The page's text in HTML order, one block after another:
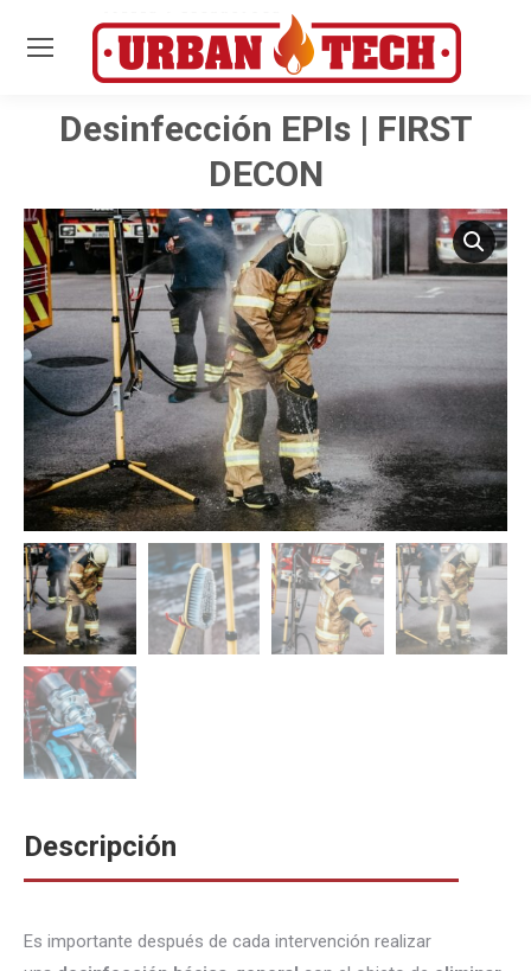
Desinfección EPIs | FIRST
DECON
Descripción
Es importante después de cada intervención realizar